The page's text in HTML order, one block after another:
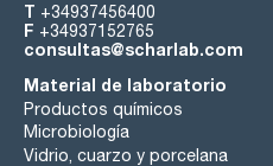
T +34937456400
F +34937152765
consultas@scharlab.com
Material de laboratorio
Productos químicos
Microbiología
Vidrio, cuarzo y porcelana